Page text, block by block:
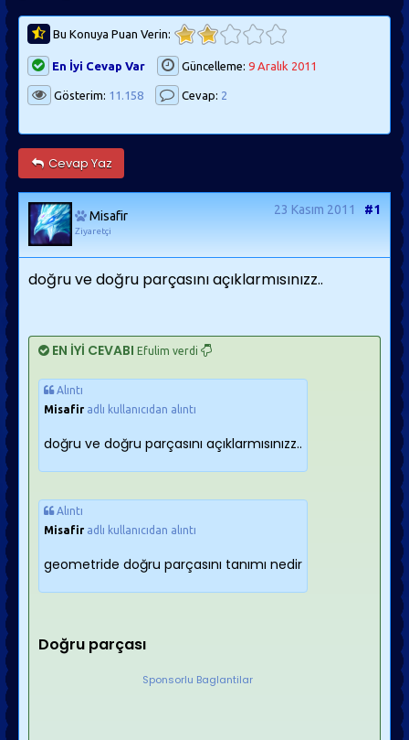
Bu Konuya Puan Verin:
En İyi Cevap Var Güncelleme: 9 Aralık 2011
Gösterim: 11.158 Cevap: 2
Cevap Yaz
Misafir
Ziyaretçi
23 Kasım 2011 #1
doğru ve doğru parçasını açıklarmısınızz..
EN İYİ CEVABI Efulim verdi
Alıntı
Misafir adlı kullanıcıdan alıntı
doğru ve doğru parçasını açıklarmısınızz..
Alıntı
Misafir adlı kullanıcıdan alıntı
geometride doğru parçasını tanımı nedir
Doğru parçası
Sponsorlu Baglantilar